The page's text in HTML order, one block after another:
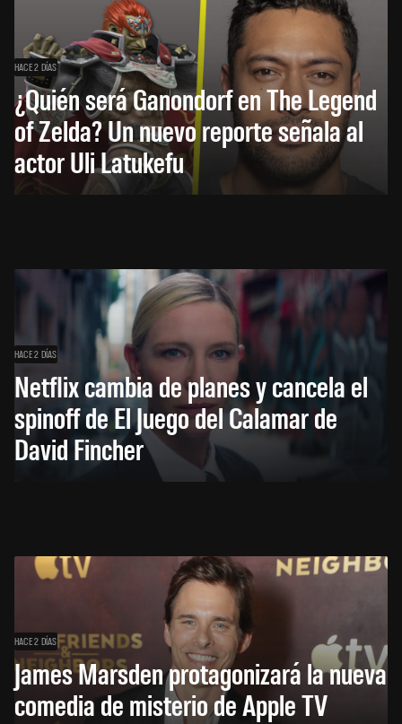
HACE 2 DÍAS
¿Quién será Ganondorf en The Legend
of Zelda? Un nuevo reporte señala al
actor Uli Latukefu
HACE 2 DÍAS
Netflix cambia de planes y cancela el
spinoff de El Juego del Calamar de
David Fincher
HACE 2 DÍAS
James Marsden protagonizará la nueva
comedia de misterio de Apple TV